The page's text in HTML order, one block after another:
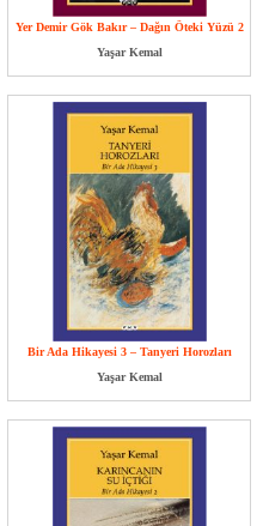
Yer Demir Gök Bakır – Dağın Öteki Yüzü 2
Yaşar Kemal
Bir Ada Hikayesi 3 – Tanyeri Horozları
Yaşar Kemal